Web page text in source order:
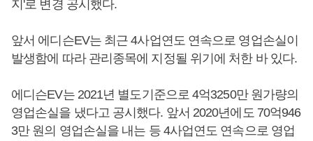
지'로 변경 공시했다.
앞서 에디슨EV는 최근 4사업연도 연속으로 영업손실이
발생함에 따라 관리종목에 지정될 위기에 처한 바 있다.
에디슨EV는 2021년 별도기준으로 4억3250만 원가량의
영업손실을 냈다고 공시했다. 앞서 2020년에도 70억946
3만 원의 영업손실을 내는 등 4사업연도 연속으로 영업